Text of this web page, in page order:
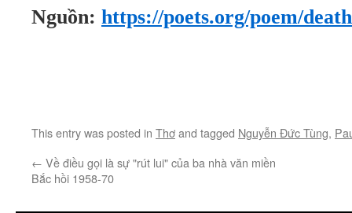
Nguồn: https://poets.org/poem/
This entry was posted in Thơand tagged Nguyễn Đức Tùng,
← Về điều gọi là sự "rút lui" của ba nhà văn miền
Bắc hồi 1958-70